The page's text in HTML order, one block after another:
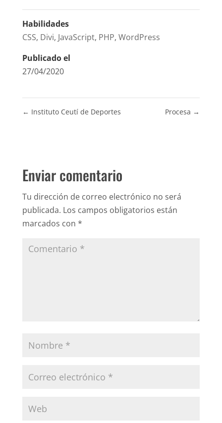
Habilidades
CSS, Divi, JavaScript, PHP, WordPress
Publicado el
27/04/2020
← Instituto Ceutí de Deportes Procesa →
Enviar comentario
Tu dirección de correo electrónico no será
publicada. Los campos obligatorios están
marcados con *